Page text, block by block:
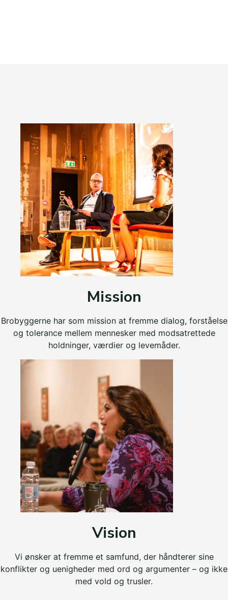
Mission
Brobyggerne har som mission at fremme dialog, forståelse
og tolerance mellem mennesker med modsatrettede
holdninger, værdier og levemåder.
Vision
Vi ønsker at fremme et samfund, der håndterer sine
konflikter og uenigheder med ord og argumenter – og ikke
med vold og trusler.​